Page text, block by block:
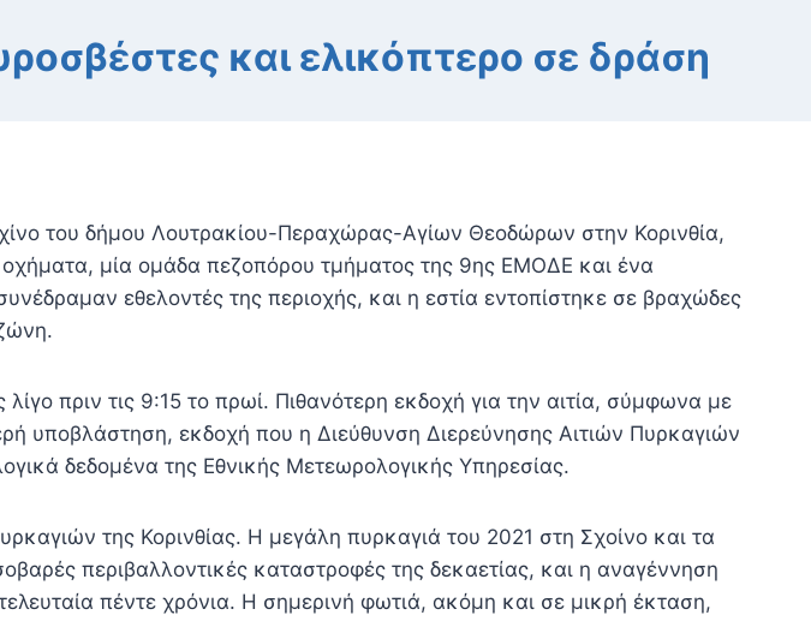
και ελικόπτερο σε δράση
του δήμου Λουτρακίου-Περαχώρας-Αγίων Θεοδώρων στην Κορινθία,
μία ομάδα πεζοπόρου τμήματος της 9ης ΕΜΟΔΕ και ένα
εθελοντές της περιοχής, και η εστία εντοπίστηκε σε βραχώδες
πριν τις 9:15 το πρωί. Πιθανότερη εκδοχή για την αιτία, σύμφωνα με
υποβλάστηση, εκδοχή που η Διεύθυνση Διερεύνησης Αιτιών Πυρκαγιών
δεδομένα της Εθνικής Μετεωρολογικής Υπηρεσίας.
της Κορινθίας. Η μεγάλη πυρκαγιά του 2021 στη Σχοίνο και τα
περιβαλλοντικές καταστροφές της δεκαετίας, και η αναγέννηση
πέντε χρόνια. Η σημερινή φωτιά, ακόμη και σε μικρή έκταση,